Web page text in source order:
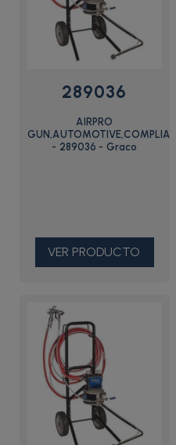
289036
AIRPRO
- 289036 - Graco
VER PRODUCTO